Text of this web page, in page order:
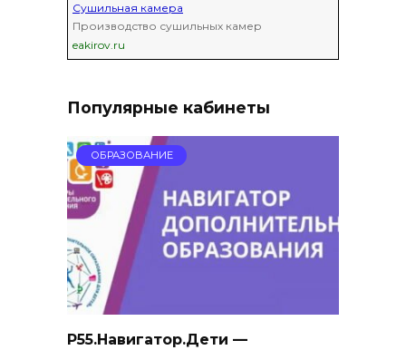
Сушильная камера
Производство сушильных камер
eakirov.ru
Популярные кабинеты
ОБРАЗОВАНИЕ
Р55.Навигатор.Дети —